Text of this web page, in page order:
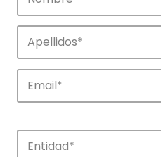
Empresas
Descubre las
innovación en los